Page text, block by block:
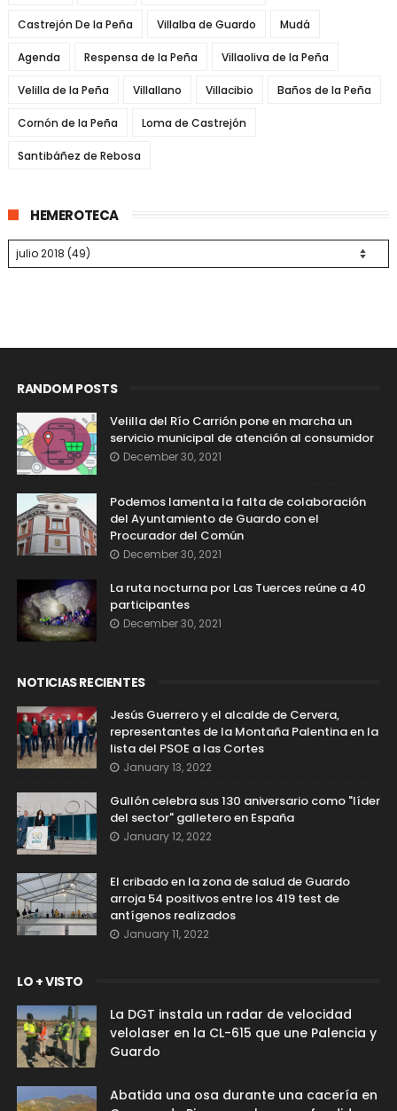
Castrejón De la Peña Villalba de Guardo Mudá
Agenda Respensa de la Peña Villaoliva de la Peña
Velilla de la Peña Villallano Villacibio Baños de la Peña
Cornón de la Peña Loma de Castrejón
Santibáñez de Rebosa
HEMEROTECA
RANDOM POSTS
Velilla del Río Carrión pone en marcha un
servicio municipal de atención al consumidor
December 30, 2021
Podemos lamenta la falta de colaboración
del Ayuntamiento de Guardo con el
Procurador del Común
December 30, 2021
La ruta nocturna por Las Tuerces reúne a 40
participantes
December 30, 2021
NOTICIAS RECIENTES
Jesús Guerrero y el alcalde de Cervera,
representantes de la Montaña Palentina en la
lista del PSOE a las Cortes
January 13, 2022
Gullón celebra sus 130 aniversario como "líder
del sector" galletero en España
January 12, 2022
El cribado en la zona de salud de Guardo
arroja 54 positivos entre los 419 test de
antígenos realizados
January 11, 2022
LO + VISTO
La DGT instala un radar de velocidad
velolaser en la CL-615 que une Palencia y
Guardo
Abatida una osa durante una cacería en